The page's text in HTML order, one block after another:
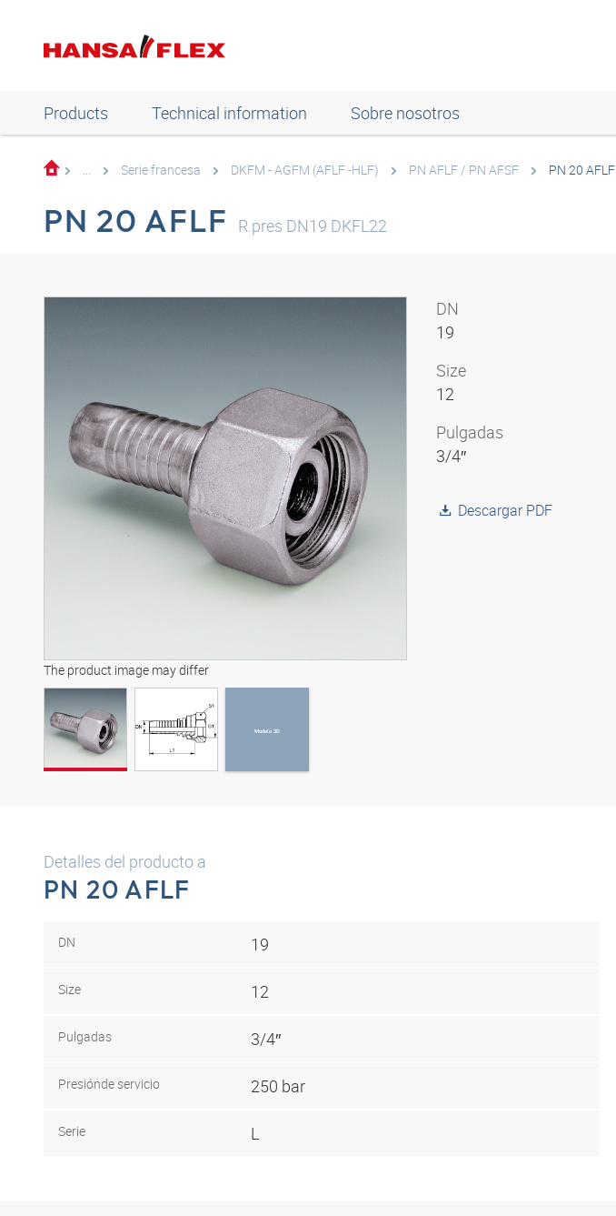
Products Technical information Sobre nosotros
... Serie francesa DKFM - AGFM (AFLF -HLF) PN AFLF / PN AFSF PN 20 AFLF
PN 20 AFLF R.pres DN19 DKFL22
The product image may differ
Modelo 3D
Modelo 3D
DN
19
Size
12
Pulgadas
3/4″
Descargar PDF
Detalles del producto a
PN 20 AFLF
DN 19
Size 12
Pulgadas 3/4″
Presiónde servicio 250 bar
Serie L